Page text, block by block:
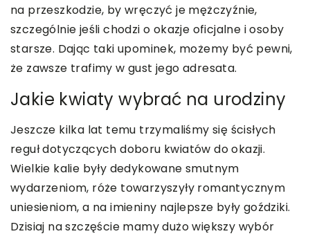
na przeszkodzie, by wręczyć je mężczyźnie,
szczególnie jeśli chodzi o okazje oficjalne i osoby
starsze. Dając taki upominek, możemy być pewni,
że zawsze trafimy w gust jego adresata.
Jakie kwiaty wybrać na urodziny
Jeszcze kilka lat temu trzymaliśmy się ścisłych
reguł dotyczących doboru kwiatów do okazji.
Wielkie kalie były dedykowane smutnym
wydarzeniom, róże towarzyszyły romantycznym
uniesieniom, a na imieniny najlepsze były goździki.
Dzisiaj na szczęście mamy dużo większy wybór